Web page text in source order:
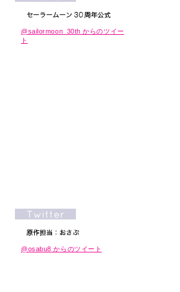
@sailormoon_30th からのツイー
ト
@osabu8 からのツイート